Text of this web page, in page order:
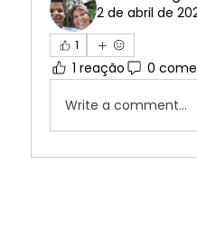
2 de abril de
1
1 reação 0
Write a comment...